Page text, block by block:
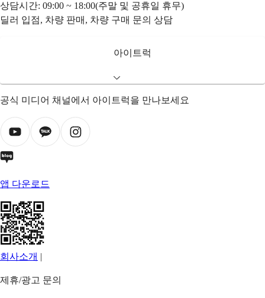
상담시간: 09:00 ~ 18:00(주말 및 공휴일 휴무)
딜러 입점, 차량 판매, 차량 구매 문의 상담
아이트럭
공식 미디어 채널에서 아이트럭을 만나보세요
앱 다운로드
회사소개 |
제휴/광고 문의